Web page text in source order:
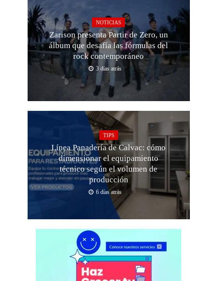
NOTICIAS
Zarison presenta Partir de Zero, un
álbum que desafía las fórmulas del
rock contemporáneo
3 días atrás
TIPS
Línea Panadería de Calvac: cómo
dimensionar el equipamiento
técnico según el volumen de
producción
6 días atrás